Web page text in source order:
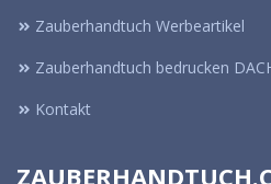
Zauberhandtuch Werbeartikel
Zauberhandtuch bedrucken
Kontakt